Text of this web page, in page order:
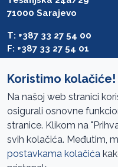
71000 Sarajevo
T: +387 33 27 54 00
F: +387 33 27 54 01
Pristup informacijama
Mapa sajta
Oglasi
Koristimo kolačiće!
Na našoj web stranici
osigurali osnovne
stranice. Klikom na
svih kolačića. Međutim,
postavkama kolačića